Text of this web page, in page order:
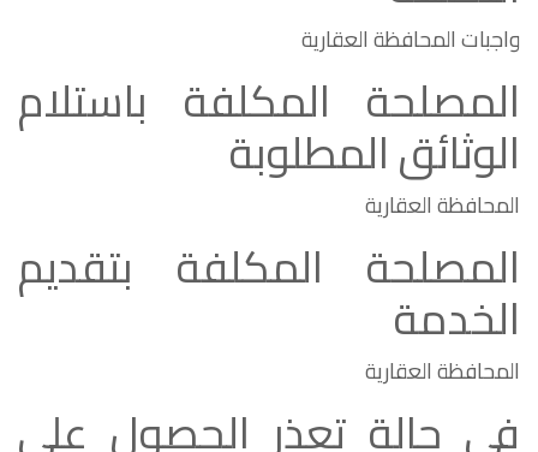
واجبات المحافظة العقارية
المصلحة المكلفة باستلام
الوثائق المطلوبة
المحافظة العقارية
المصلحة المكلفة بتقديم
الخدمة
المحافظة العقارية
في حالة تعذر الحصول على